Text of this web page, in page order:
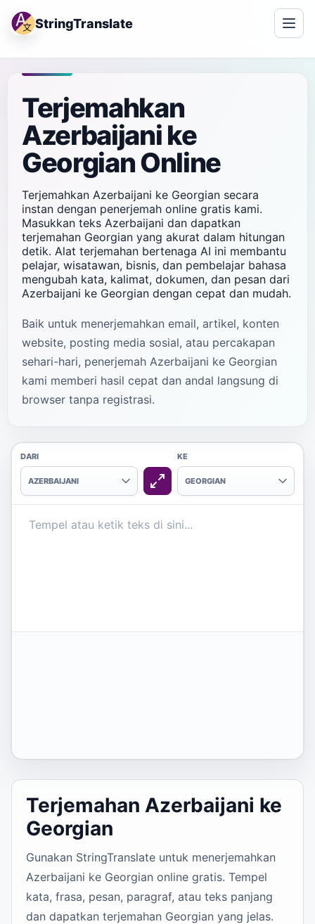
StringTranslate
Terjemahkan
Azerbaijani ke
Georgian Online
Terjemahkan Azerbaijani ke Georgian secara
instan dengan penerjemah online gratis kami.
Masukkan teks Azerbaijani dan dapatkan
terjemahan Georgian yang akurat dalam hitungan
detik. Alat terjemahan bertenaga AI ini membantu
pelajar, wisatawan, bisnis, dan pembelajar bahasa
mengubah kata, kalimat, dokumen, dan pesan dari
Azerbaijani ke Georgian dengan cepat dan mudah.
Baik untuk menerjemahkan email, artikel, konten
website, posting media sosial, atau percakapan
sehari-hari, penerjemah Azerbaijani ke Georgian
kami memberi hasil cepat dan andal langsung di
browser tanpa registrasi.
DARI
AZERBAIJANI
KE
GEORGIAN
Terjemahan Azerbaijani ke
Georgian
Gunakan StringTranslate untuk menerjemahkan
Azerbaijani ke Georgian online gratis. Tempel
kata, frasa, pesan, paragraf, atau teks panjang
dan dapatkan terjemahan Georgian yang jelas.